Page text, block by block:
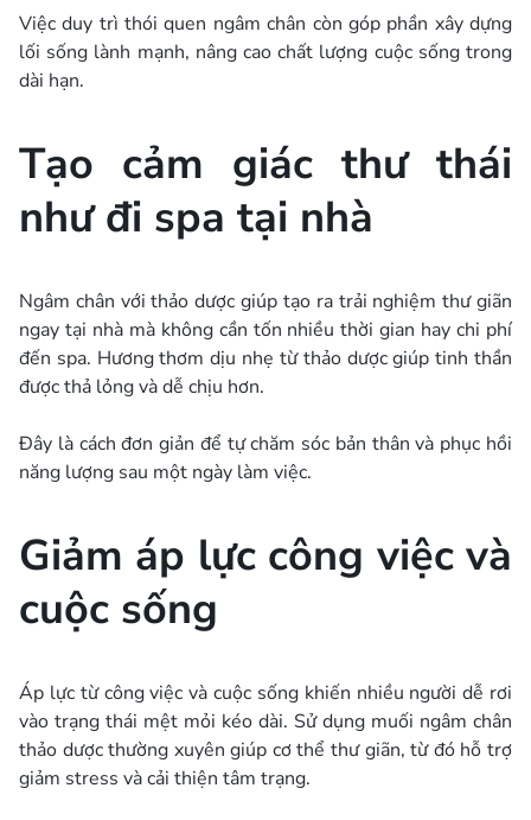
Việc duy trì thói quen ngâm chân còn góp phần xây dựng
lối sống lành mạnh, nâng cao chất lượng cuộc sống trong
dài hạn.
Tạo cảm giác thư thái
như đi spa tại nhà
Ngâm chân với thảo dược giúp tạo ra trải nghiệm thư giãn
ngay tại nhà mà không cần tốn nhiều thời gian hay chi phí
đến spa. Hương thơm dịu nhẹ từ thảo dược giúp tinh thần
được thả lỏng và dễ chịu hơn.
Đây là cách đơn giản để tự chăm sóc bản thân và phục hồi
năng lượng sau một ngày làm việc.
Giảm áp lực công việc và
cuộc sống
Áp lực từ công việc và cuộc sống khiến nhiều người dễ rơi
vào trạng thái mệt mỏi kéo dài. Sử dụng muối ngâm chân
thảo dược thường xuyên giúp cơ thể thư giãn, từ đó hỗ trợ
giảm stress và cải thiện tâm trạng.